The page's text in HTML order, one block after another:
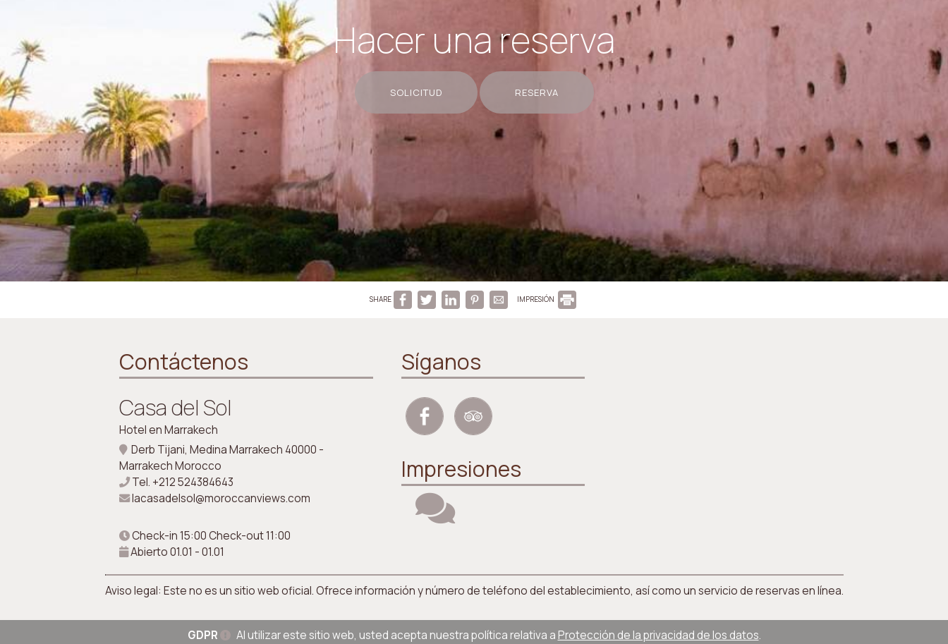
Hacer una reserva
SOLICITUD RESERVA
SHARE IMPRESIÓN
Contáctenos
Casa del Sol
Hotel en Marrakech
Derb Tijani, Medina Marrakech 40000 -
Marrakech Morocco
Tel. +212 524384643
lacasadelsol@moroccanviews.com
Check-in 15:00 Check-out 11:00
Abierto 01.01 - 01.01
Síganos
Impresiones
Aviso legal: Este no es un sitio web oficial. Ofrece información y número de teléfono del establecimiento, así como un servicio de reservas en línea.
GDPR Al utilizar este sitio web, usted acepta nuestra política relativa a Protección de la privacidad de los datos.